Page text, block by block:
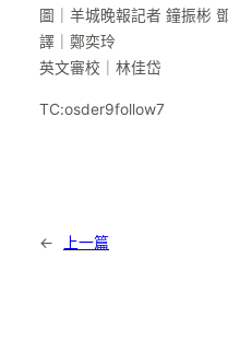
圖｜羊城晚報記者 鐘振彬
譯｜鄭奕玲
英文審校｜林佳岱
TC:osder9follow7
← 上一篇